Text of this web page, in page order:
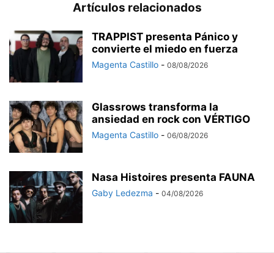
Artículos relacionados
TRAPPIST presenta Pánico y
convierte el miedo en fuerza
Magenta Castillo - 08/08/2026
Glassrows transforma la
ansiedad en rock con VÉRTIGO
Magenta Castillo - 06/08/2026
Nasa Histoires presenta FAUNA
Gaby Ledezma - 04/08/2026